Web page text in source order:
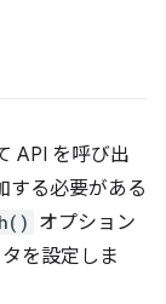
API を呼び出
する必要がある
オプション
を設定しま